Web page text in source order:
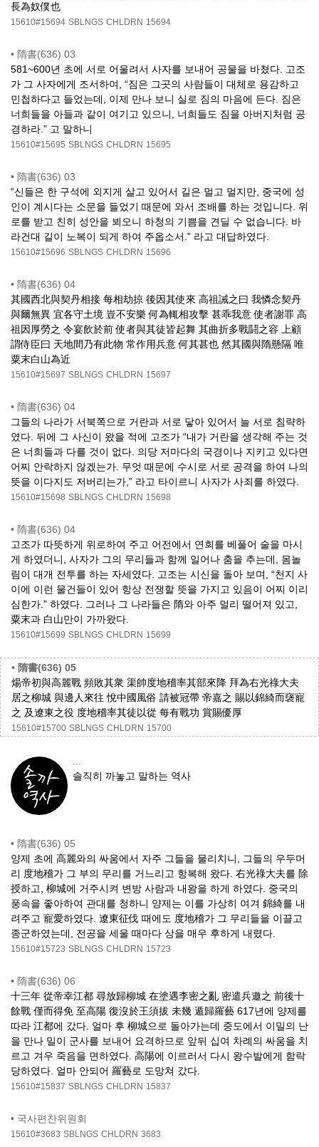
長為奴僕也
15610#15694 SBLNGS CHLDRN 15694
• 隋書(636) 03
581~600년 초에 서로 어울려서 사자를 보내어 공물을 바쳤다. 고조
가 그 사자에게 조서하여, “짐은 그곳의 사람들이 대체로 용감하고
민첩하다고 들었는데, 이제 만나 보니 실로 짐의 마음에 든다. 짐은
너희들을 아들과 같이 여기고 있으니, 너희들도 짐을 아버지처럼 공
경하라.” 고 말하니
15610#15695 SBLNGS CHLDRN 15695
• 隋書(636) 03
“신들은 한 구석에 외지게 살고 있어서 길은 멀고 멀지만, 중국에 성
인이 계시다는 소문을 들었기 때문에 와서 조배를 하는 것입니다. 위
로를 받고 친히 성안을 뵈오니 하청의 기쁨을 견딜 수 없습니다. 바
라건대 길이 노복이 되게 하여 주옵소서.” 라고 대답하였다.
15610#15696 SBLNGS CHLDRN 15696
• 隋書(636) 04
其國西北與契丹相接 每相劫掠 後因其使來 高祖誡之曰 我憐念契丹
與爾無異 宜各守土境 豈不安樂 何為輒相攻擊 甚乖我意 使者謝罪 高
祖因厚勞之 令宴飲於前 使者與其徒皆起舞 其曲折多戰鬪之容 上顧
謂侍臣曰 天地間乃有此物 常作用兵意 何其甚也 然其國與隋懸隔 唯
粟末白山為近
15610#15697 SBLNGS CHLDRN 15697
• 隋書(636) 04
그들의 나라가 서북쪽으로 거란과 서로 닿아 있어서 늘 서로 침략하
였다. 뒤에 그 사신이 왔을 적에 고조가 “내가 거란을 생각해 주는 것
은 너희들과 다를 것이 없다. 의당 저마다의 국경이나 지키고 있다면
어찌 안락하지 않겠는가. 무엇 때문에 수시로 서로 공격을 하여 나의
뜻을 이다지도 저버리는가,” 라고 타이르니 사자가 사죄를 하였다.
15610#15698 SBLNGS CHLDRN 15698
• 隋書(636) 04
고조가 따뜻하게 위로하여 주고 어전에서 연회를 베풀어 술을 마시
게 하였더니, 사자가 그의 무리들과 함께 일어나 춤을 추는데, 몸놀
림이 대개 전투를 하는 자세였다. 고조는 시신을 돌아 보며, “천지 사
이에 이런 물건들이 있어 항상 전쟁할 뜻을 가지고 있음이 어찌 이리
심한가.” 하였다. 그러나 그 나라들은 隋와 아주 멀리 떨어져 있고,
粟末과 白山만이 가까왔다.
15610#15699 SBLNGS CHLDRN 15699
• 隋書(636) 05
煬帝初與高麗戰 頻敗其衆 渠帥度地稽率其部來降 拜為右光祿大夫
居之柳城 與邊人來往 悅中國風俗 請被冠帶 帝嘉之 賜以錦綺而襃寵
之 及遼東之役 度地稽率其徒以從 每有戰功 賞賜優厚
15610#15700 SBLNGS CHLDRN 15700
솔직히 까놓고 말하는 역사
• 隋書(636) 05
양제 초에 高麗와의 싸움에서 자주 그들을 물리치니, 그들의 우두머
리 度地稽가 그 부의 무리를 거느리고 항복해 왔다. 右光祿大夫를 除
授하고, 柳城에 거주시켜 변방 사람과 내왕을 하게 하였다. 중국의
풍속을 좋아하여 관대를 청하니 양제는 이를 가상히 여겨 錦綺를 내
려주고 寵愛하였다. 遼東征伐 때에도 度地稽가 그 무리들을 이끌고
종군하였는데, 전공을 세울 때마다 상을 매우 후하게 내렸다.
15610#15723 SBLNGS CHLDRN 15723
• 隋書(636) 06
十三年 從帝幸江都 尋放歸柳城 在塗遇李密之亂 密遣兵邀之 前後十
餘戰 僅而得免 至高陽 復沒於王須拔 未幾 遁歸羅藝 617년에 양제를
따라 江都에 갔다. 얼마 후 柳城으로 돌아가는데 중도에서 이밀의 난
을 만나 밀이 군사를 보내어 요격하므로 앞뒤 십여 차례의 싸움을 치
르고 겨우 죽음을 면하였다. 高陽에 이르러서 다시 왕수발에게 함락
당하였다. 얼마 안되어 羅藝로 도망쳐 갔다.
15610#15837 SBLNGS CHLDRN 15837
• 국사편찬위원회
15610#3683 SBLNGS CHLDRN 3683